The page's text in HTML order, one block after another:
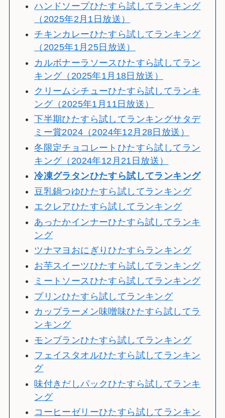
ハンドソープひたすら試してランキング
（2025年2月1日放送）
チキンカレーひたすら試してランキング
（2025年1月25日放送）
カルボナーラソースひたすら試してラン
キング（2025年1月18日放送）
クリームシチューひたすら試してランキ
ング（2025年1月11日放送）
下半期ひたすら試してランキングサタデ
ミー賞2024（2024年12月28日放送）
冬限定チョコレートひたすら試してラン
キング（2024年12月21日放送）
冷凍グラタンひたすら試してランキング
豆乳鍋つゆひたすら試してランキング
エクレアひたすら試してランキング
あったかインナーひたすら試してランキ
ング
ツナマヨおにぎりひたすらランキング
お芋スイーツひたすら試してランキング
ミートソースひたすら試してランキング
プリンひたすら試してランキング
カップラーメン味噌味ひたすら試してラ
ンキング
モンブランひたすら試してランキング
フェイスタオルひたすら試してランキン
グ
味付きだしパックひたすら試してランキ
ング
コーヒーゼリーひたすら試してランキン